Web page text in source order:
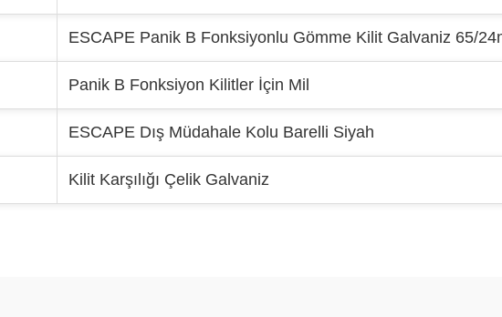
ESCAPE Panik B Fonksiyonlu Gömme Kilit Galvaniz 65/
Panik B Fonksiyon Kilitler İçin Mil
ESCAPE Dış Müdahale Kolu Barelli Siyah
Kilit Karşılığı Çelik Galvaniz